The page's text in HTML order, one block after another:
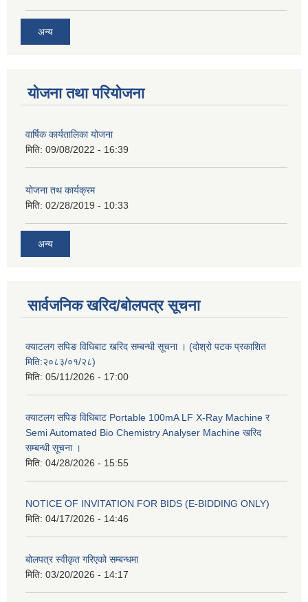
अन्य
योजना तथा परियोजना
वार्षिक कार्यतालिका योजना
मिति: 09/08/2022 - 16:39
योजना तथ कार्यक्रम
मिति: 02/28/2019 - 10:33
अन्य
सार्वजनिक खरिद/बोलपत्र सूचना
क्याटलग सपिङ विधिबाट खरिद सम्बन्धी सूचना । (दोश्रो पटक प्रकाशित
मिति:२०८३/०१/२८)
मिति: 05/11/2026 - 17:00
क्याटलग सपिङ विधिबाट Portable 100mA LF X-Ray Machine र
Semi Automated Bio Chemistry Analyser Machine खरिद
सम्बन्धी सूचना ।
मिति: 04/28/2026 - 15:55
NOTICE OF INVITATION FOR BIDS (E-BIDDING ONLY)
मिति: 04/17/2026 - 14:46
बोलपत्र स्वीकृत गरिएको सम्बन्धमा
मिति: 03/20/2026 - 14:17